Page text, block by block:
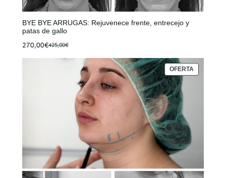
BYE BYE ARRUGAS: Rejuvenece frente, entrecejo y
patas de gallo
425,00€
El
precio
270,00€
El
precio
OFERTA
EN